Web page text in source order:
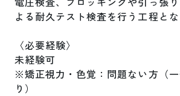
よる耐久テスト検査を行う工程とな
〈必要経験〉
未経験可
※矯正視力・色覚：問題ない方（
り）